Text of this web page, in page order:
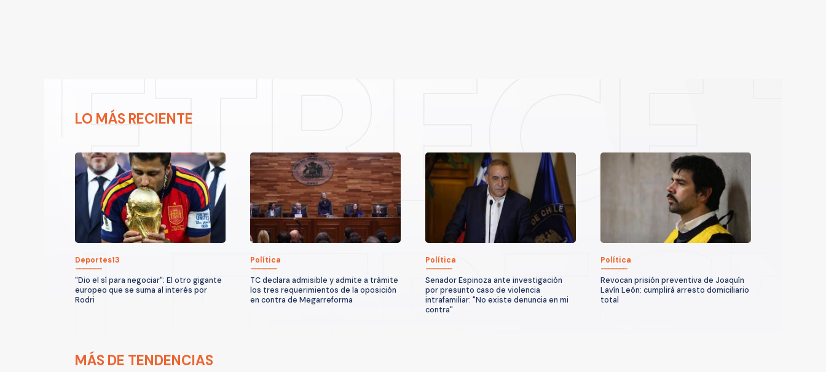
LO MÁS RECIENTE
Deportes13
"Dio el sí para negociar": El otro gigante
europeo que se suma al interés por
Rodri
Política
TC declara admisible y admite a trámite
los tres requerimientos de la oposición
en contra de Megarreforma
Política
Senador Espinoza ante investigación
por presunto caso de violencia
intrafamiliar: "No existe denuncia en mi
contra"
Política
Revocan prisión preventiva de Joaquín
Lavín León: cumplirá arresto domiciliario
total
MÁS DE TENDENCIAS